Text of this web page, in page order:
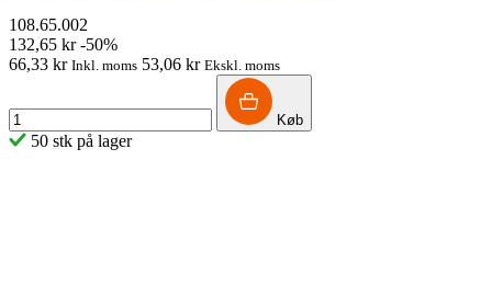
108.65.002
132,65 kr -50%
66,33 kr Inkl. moms 53,06 kr Ekskl. moms
Køb
50 stk på lager